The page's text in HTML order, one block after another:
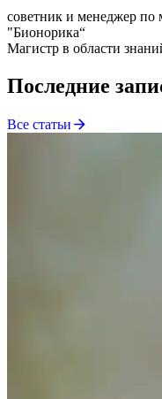
советник и менеджер
"Бионорика“
Магистр в области
Последние
Все статьи